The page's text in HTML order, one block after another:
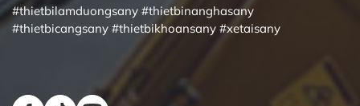
#thietbilamduongsany #thietbinanghasany
#thietbicangsany #thietbikhoansany #xetaisany